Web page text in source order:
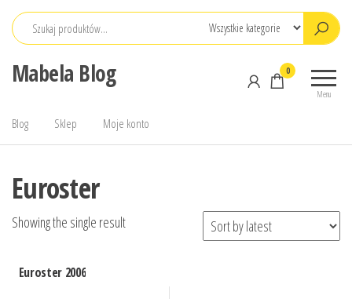
Przejdź
Mabela Blog
Menu
0
Blog Sklep Moje konto
Euroster
Showing the single result
Euroster 2006